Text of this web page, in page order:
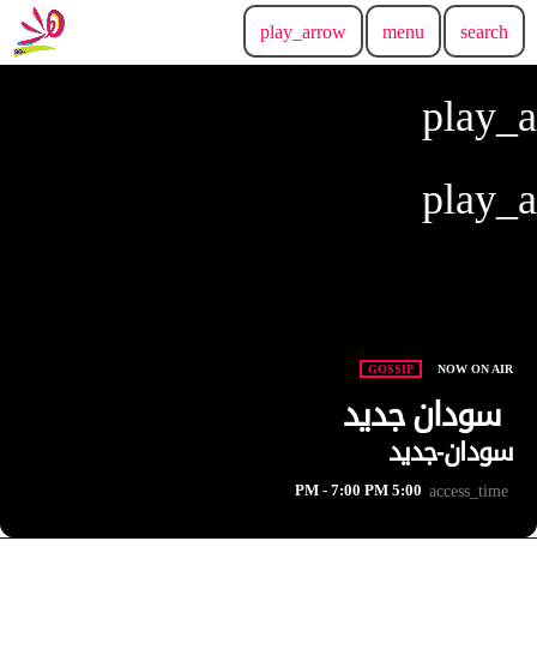
search
menu
play_arrow
GOSSIP NOW ON AIR
سودان جديد
سودان-جديد
access_time
5:00 PM - 7:00 PM